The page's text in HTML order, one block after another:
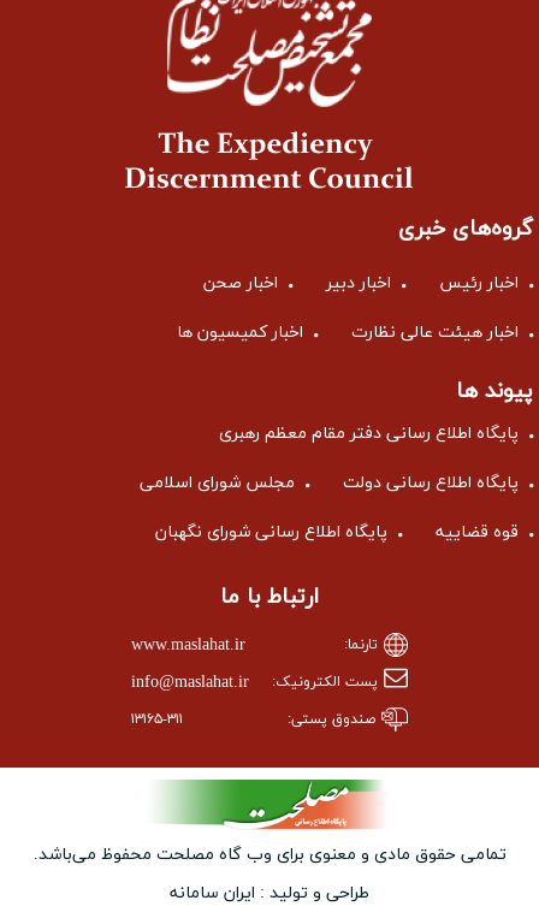
گروه‌های خبری
اخبار رئیس اخبار دبیر اخبار صحن
اخبار هیئت عالی نظارت اخبار کمیسیون ها
پیوند ها
پایگاه اطلاع رسانی دفتر مقام معظم رهبری
پایگاه اطلاع رسانی دولت مجلس شورای اسلامی
قوه قضاییه پایگاه اطلاع رسانی شورای نگهبان
ارتباط با ما
تارنما: www.maslahat.ir
پست الکترونیک: info@maslahat.ir
صندوق پستی: ۱۳۱۶۵-۳۱۱
تمامی حقوق مادی و معنوی برای وب ‌گاه مصلحت محفوظ می‌باشد.
طراحی و تولید : ایران سامانه